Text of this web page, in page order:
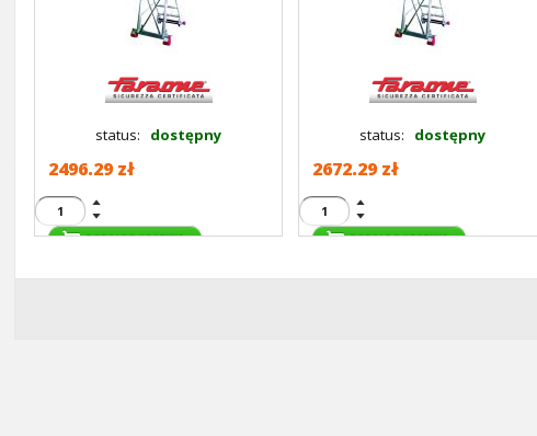
status: dostępny
2496.29 zł
status: dostępny
2672.29 zł